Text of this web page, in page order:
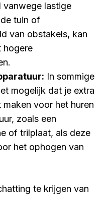
vanwege lastige
tuin of
van obstakels, kan
hogere
In sommige
mogelijk dat je extra
maken voor het huren
zoals een
of trilplaat, als deze
het ophogen van
te krijgen van